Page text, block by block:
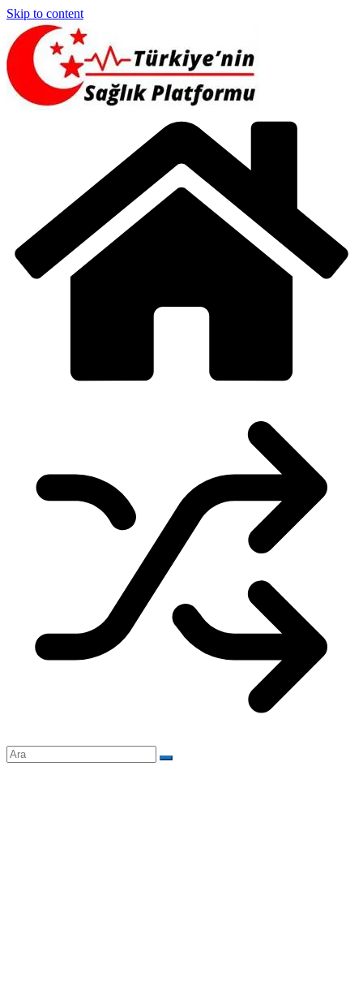
Skip to content